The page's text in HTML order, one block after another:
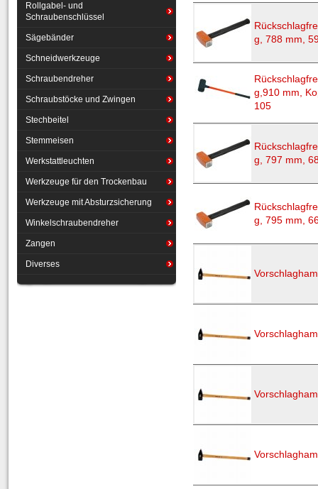
g, 788 mm,
g,910 mm,
105
g, 797 mm,
g, 795 mm,
Rollgabel- und
Schraubenschlüssel
Sägebänder
Schneidwerkzeuge
Schraubendreher
Schraubstöcke und Zwingen
Stechbeitel
Stemmeisen
Werkstattleuchten
Werkzeuge für den Trockenbau
Werkzeuge mit Absturzsicherung
Winkelschraubendreher
Zangen
Diverses